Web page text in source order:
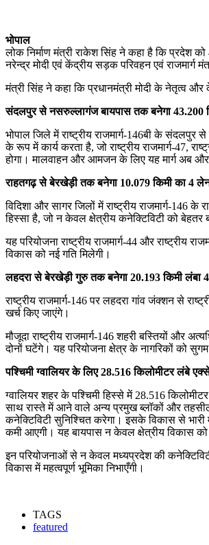
भोपाल
लोक निर्माण मंत्री राकेश सिंह ने कहा है कि प्रदेश
नरेन्द्र मोदी एवं केंद्रीय सड़क परिवहन एवं राजमार्ग
मंत्री सिंह ने कहा कि प्रधानमंत्री मोदी के नेतृत्व
संदलपुर से नसरुल्लागंज बायपास तक बनेगा 43.200
भोपाल जिले में राष्ट्रीय राजमार्ग-146बी के
के रूप में कार्य करता है, जो राष्ट्रीय राजमार्ग-47,
होगा। मालवाहन और आमजन के लिए यह मार्ग अब
राहतगढ़ से बेरखेड़ी तक बनेगा 10.079 किमी का 4 लेन
विदिशा और सागर जिलों में राष्ट्रीय राजमार्ग-
हिस्सा है, जो न केवल क्षेत्रीय कनेक्टिविटी को बेहतर
यह परियोजना राष्ट्रीय राजमार्ग-44 और
विकास को नई गति मिलेगी।
लहदरा से बेरखेड़ी गुरु तक बनेगा 20.193 किमी लंबा
राष्ट्रीय राजमार्ग-146 पर लहदरा गांव जंक्शन से
खर्च किए जाएंगे।
मौजूदा राष्ट्रीय राजमार्ग-146 शहरी बस्तियों और
दोनों घटेंगे। यह परियोजना क्षेत्र के नागरिकों को
पश्चिमी ग्वालियर के लिए 28.516 किलोमीटर लंबे
ग्वालियर शहर के पश्चिमी हिस्से में 28.516
साथ रास्ते में आने वाले अन्य प्रमुख ब्लॉकों और तहसील
कनेक्टिविटी सुनिश्चित करेगा। इसके विकास से भारी
कमी आएगी। यह बायपास न केवल क्षेत्रीय विकास को
इन परियोजनाओं से न केवल मध्यप्रदेश की
विकास में महत्वपूर्ण भूमिका निभाएँगी।
TAGS
featured